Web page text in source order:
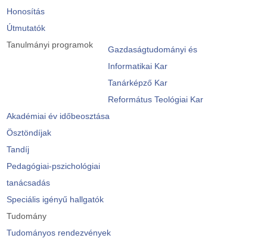
Honosítás
Útmutatók
Tanulmányi programok
Gazdaságtudományi és
Informatikai Kar
Tanárképző Kar
Református Teológiai Kar
Akadémiai év időbeosztása
Ösztöndíjak
Tandíj
Pedagógiai-pszichológiai
tanácsadás
Speciális igényű hallgatók
Tudomány
Tudományos rendezvények